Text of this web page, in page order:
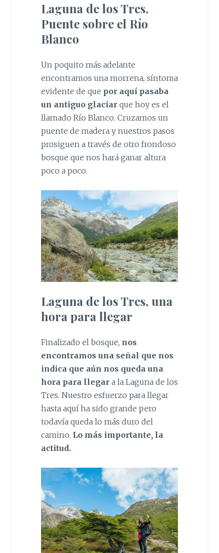
Laguna de los Tres,
Puente sobre el Río
Blanco
Un poquito más adelante
encontramos una morrena, síntoma
evidente de que por aquí pasaba
un antiguo glaciarque hoy es el
llamado Río Blanco. Cruzamos un
puente de madera y nuestros pasos
prosiguen a través de otro frondoso
bosque que nos hará ganar altura
poco a poco.
Laguna de los Tres, una
hora para llegar
Finalizado el bosque, nos
encontramos una señal que nos
indica que aún nos queda una
hora para llegara la Laguna de los
Tres. Nuestro esfuerzo para llegar
hasta aquí ha sido grande pero
todavía queda lo más duro del
camino. Lo más importante, la
actitud.